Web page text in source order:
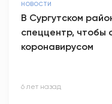
НОВОСТИ
В Сургутском
спеццентр, чтобы
коронавирусом
6 лет назад